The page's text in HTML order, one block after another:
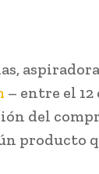
– entre el 12
del
producto